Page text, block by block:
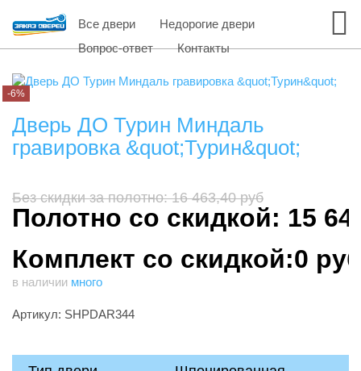
Все двери
Недорогие двери
Вопрос-ответ
Контакты
-6%
Дверь ДО Турин Миндаль
гравировка &quot;Турин&quot;
Без скидки за полотно: 16 463,40 руб
Полотно со скидкой: 15
Комплект со скидкой:0
в наличии много
Артикул: SHPDAR344